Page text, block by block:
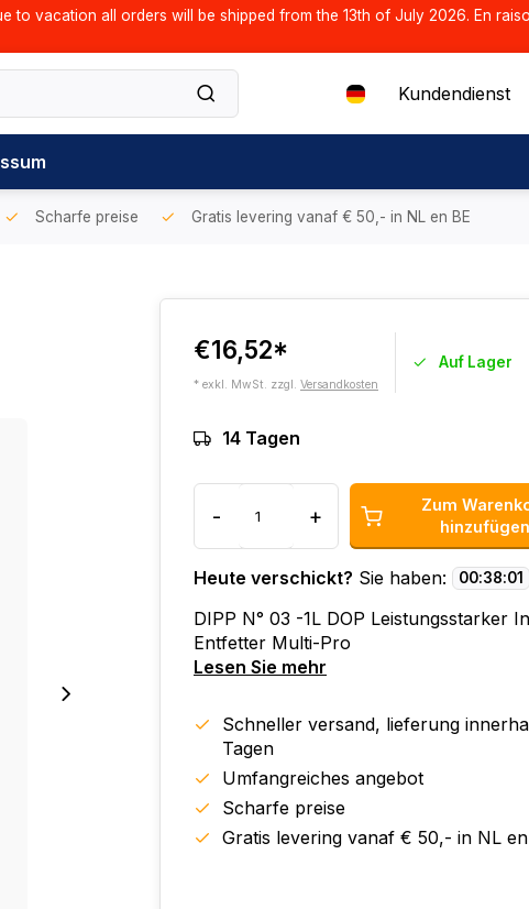
to vacation all orders will be shipped from the 13th of July 2026. En
Kundendienst
Scharfe preise Gratis levering vanaf € 50,- in NL en BE
€16,52*
* exkl. MwSt. zzgl. Versandkosten
Auf Lager
14 Tagen
- +
Zum
hinzufügen
Heute verschickt? Sie haben: 00:38:00
DIPP N° 03 -1L DOP Leistungsstarker
Entfetter Multi-Pro
Lesen Sie mehr
Schneller versand, lieferung
Tagen
Umfangreiches angebot
Scharfe preise
Gratis levering vanaf € 50,- in NL en